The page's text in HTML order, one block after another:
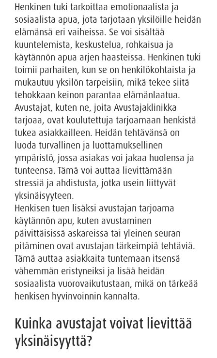
Henkinen tuki tarkoittaa emotionaalista ja
sosiaalista apua, jota tarjotaan yksilöille heidän
elämänsä eri vaiheissa. Se voi sisältää
kuuntelemista, keskustelua, rohkaisua ja
käytännön apua arjen haasteissa. Henkinen tuki
toimii parhaiten, kun se on henkilökohtaista ja
mukautuu yksilön tarpeisiin, mikä tekee siitä
tehokkaan keinon parantaa elämänlaatua.
Avustajat, kuten ne, joita Avustajaklinikka
tarjoaa, ovat koulutettuja tarjoamaan henkistä
tukea asiakkailleen. Heidän tehtävänsä on
luoda turvallinen ja luottamuksellinen
ympäristö, jossa asiakas voi jakaa huolensa ja
tunteensa. Tämä voi auttaa lievittämään
stressiä ja ahdistusta, jotka usein liittyvät
yksinäisyyteen.
Henkisen tuen lisäksi avustajan tarjoama
käytännön apu, kuten avustaminen
päivittäisissä askareissa tai yleinen seuran
pitäminen ovat avustajan tärkeimpiä tehtäviä.
Tämä auttaa asiakkaita tuntemaan itsensä
vähemmän eristyneiksi ja lisää heidän
sosiaalista vuorovaikutustaan, mikä on tärkeää
henkisen hyvinvoinnin kannalta.
Kuinka avustajat voivat lievittää
yksinäisyyttä?